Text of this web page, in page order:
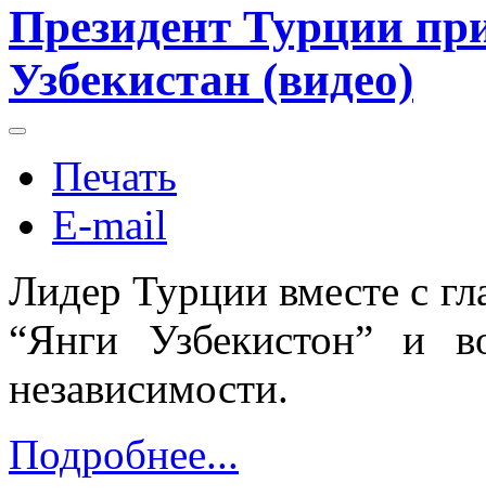
Президент Турции
Узбекистан (видео)
Печать
E-mail
Лидер Турции вместе с
“Янги Узбекистон” и
независимости.
Подробнее...